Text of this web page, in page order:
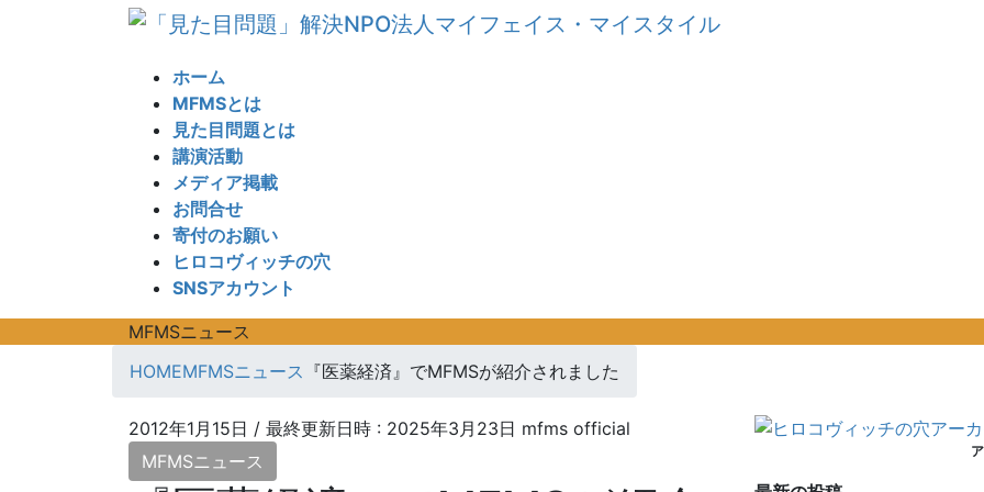
ホーム
MFMSとは
見た目問題とは
講演活動
メディア掲載
お問合せ
寄付のお願い
ヒロコヴィッチの穴
SNSアカウント
MFMSニュース
HOMEMFMSニュース 『医薬経済』でMFMSが紹介されました
2012年1月15日 / 最終更新日時 : 2025年3月23日 mfms official
MFMSニュース